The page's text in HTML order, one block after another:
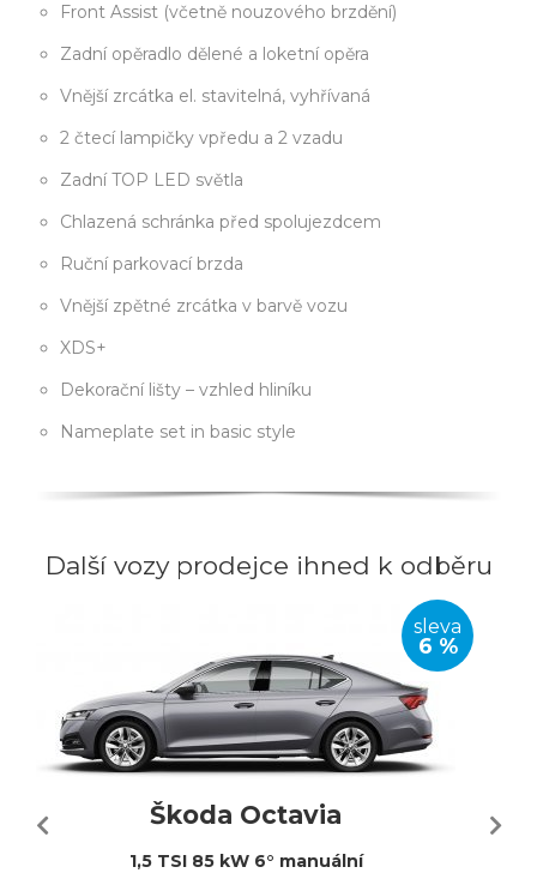
Front Assist (včetně nouzového brzdění)
Zadní opěradlo dělené a loketní opěra
Vnější zrcátka el. stavitelná, vyhřívaná
2 čtecí lampičky vpředu a 2 vzadu
Zadní TOP LED světla
Chlazená schránka před spolujezdcem
Ruční parkovací brzda
Vnější zpětné zrcátka v barvě vozu
XDS+
Dekorační lišty – vzhled hliníku
Nameplate set in basic style
Další vozy prodejce ihned k odběru
sleva
6 %
Škoda Octavia
1,5 TSI 85 kW 6° manuální